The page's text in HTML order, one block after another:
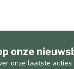
onze
onze laatste acties